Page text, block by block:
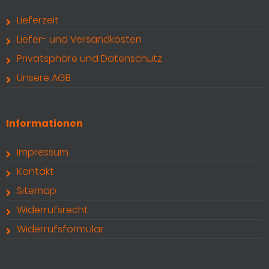
Lieferzeit
Liefer- und Versandkosten
Privatsphäre und Datenschutz
Unsere AGB
Informationen
Impressum
Kontakt
Sitemap
Widerrufsrecht
Widerrufsformular